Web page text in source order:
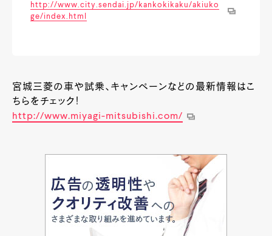
http://www.city.sendai.jp/kankokikaku/akiuko
ge/index.html
宮城三菱の車や試乗、キャンペーンなどの最新情報はこ
ちらをチェック！
http://www.miyagi-mitsubishi.com/